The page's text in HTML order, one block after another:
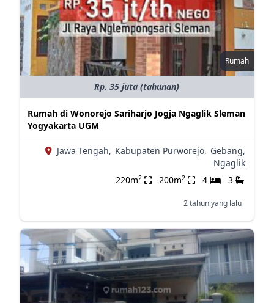
Rumah
Rp. 35 juta (tahunan)
Rumah di Wonorejo Sariharjo Jogja Ngaglik Sleman
Yogyakarta UGM
Jawa Tengah, Kabupaten Purworejo, Gebang,
Ngaglik
220m2 200m2 4 3
2 tahun yang lalu